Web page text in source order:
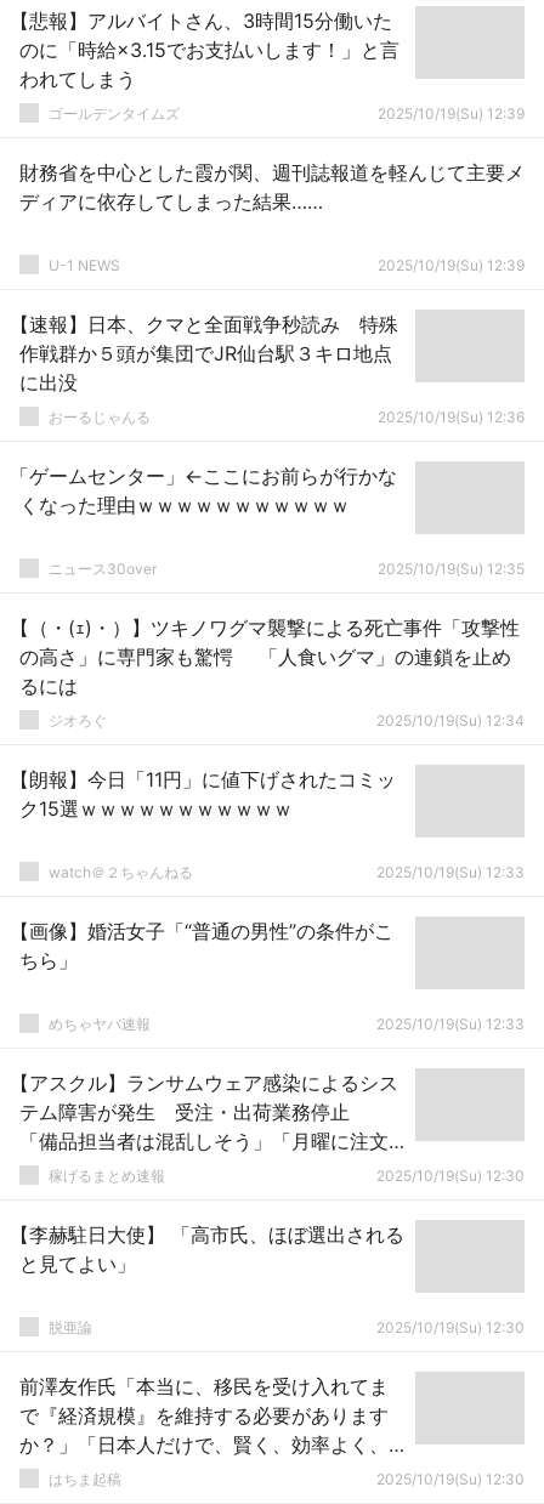
【悲報】アルバイトさん、3時間15分働いた
のに「時給×3.15でお支払いします！」と言
われてしまう
ゴールデンタイムズ 2025/10/19(Su) 12:39
財務省を中心とした霞が関、週刊誌報道を軽んじて主要メ
ディアに依存してしまった結果……
U-1 NEWS 2025/10/19(Su) 12:39
【速報】日本、クマと全面戦争秒読み 特殊
作戦群か５頭が集団でJR仙台駅３キロ地点
に出没
おーるじゃんる 2025/10/19(Su) 12:36
「ゲームセンター」←ここにお前らが行かな
くなった理由ｗｗｗｗｗｗｗｗｗｗｗ
ニュース30over 2025/10/19(Su) 12:35
【（・(ｪ)・）】ツキノワグマ襲撃による死亡事件「攻撃性
の高さ」に専門家も驚愕 「人食いグマ」の連鎖を止め
るには
ジオろぐ 2025/10/19(Su) 12:34
【朗報】今日「11円」に値下げされたコミッ
ク15選ｗｗｗｗｗｗｗｗｗｗｗ
watch＠２ちゃんねる 2025/10/19(Su) 12:33
【画像】婚活女子「“普通の男性”の条件がこ
ちら」
めちゃヤバ速報 2025/10/19(Su) 12:33
【アスクル】ランサムウェア感染によるシス
テム障害が発生 受注・出荷業務停止
「備品担当者は混乱しそう」「月曜に注文
しようと…」
稼げるまとめ速報 2025/10/19(Su) 12:30
【李赫駐日大使】 「高市氏、ほぼ選出される
と見てよい」
脱亜論 2025/10/19(Su) 12:30
前澤友作氏「本当に、移民を受け入れてま
で『経済規模』を維持する必要があります
か？」「日本人だけで、賢く、効率よく、
スマートで洗練された、豊かで綺麗な国を
はちま起稿 2025/10/19(Su) 12:30